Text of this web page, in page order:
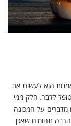
הוא לעשות את
לדבר. חלק ממי
על המכונה
הרבה תחומים שאכן